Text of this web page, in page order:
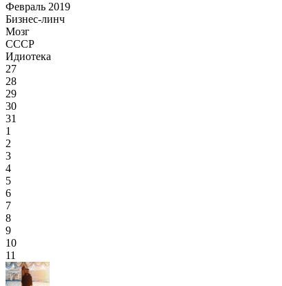
Февраль 2019
Бизнес-линч
Мозг
СССР
Идиотека
27
28
29
30
31
1
2
3
4
5
6
7
8
9
10
11